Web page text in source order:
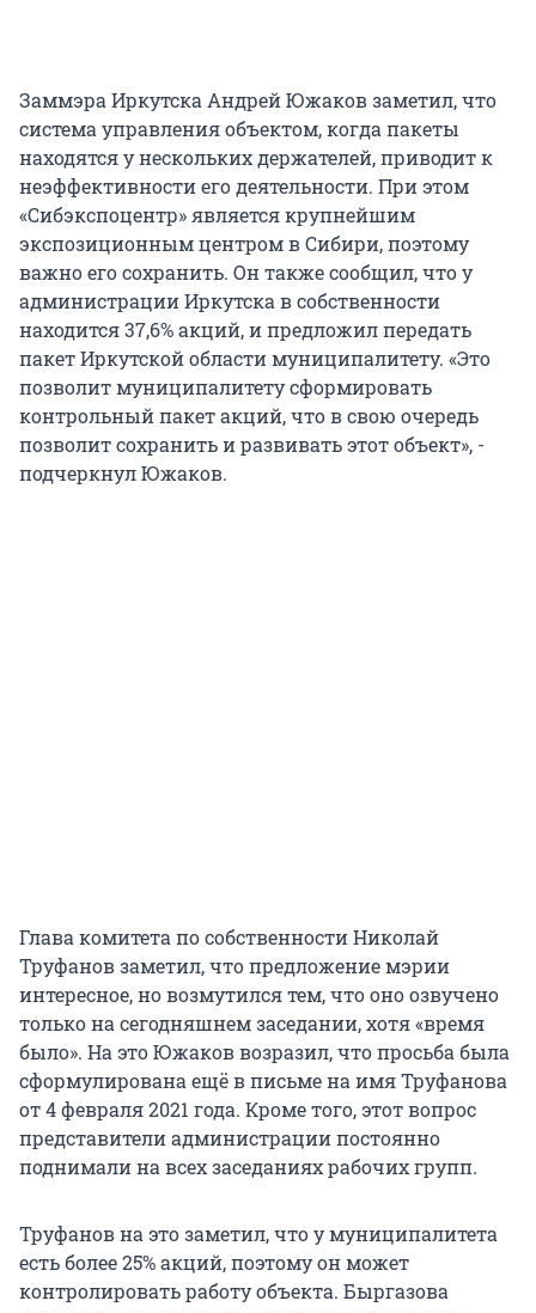
Заммэра Иркутска Андрей Южаков заметил, что
система управления объектом, когда пакеты
находятся у нескольких держателей, приводит к
неэффективности его деятельности. При этом
«Сибэкспоцентр» является крупнейшим
экспозиционным центром в Сибири, поэтому
важно его сохранить. Он также сообщил, что у
администрации Иркутска в собственности
находится 37,6% акций, и предложил передать
пакет Иркутской области муниципалитету. «Это
позволит муниципалитету сформировать
контрольный пакет акций, что в свою очередь
позволит сохранить и развивать этот объект», -
подчеркнул Южаков.
Глава комитета по собственности Николай
Труфанов заметил, что предложение мэрии
интересное, но возмутился тем, что оно озвучено
только на сегодняшнем заседании, хотя «время
было». На это Южаков возразил, что просьба была
сформулирована ещё в письме на имя Труфанова
от 4 февраля 2021 года. Кроме того, этот вопрос
представители администрации постоянно
поднимали на всех заседаниях рабочих групп.
Труфанов на это заметил, что у муниципалитета
есть более 25% акций, поэтому он может
контролировать работу объекта. Быргазова